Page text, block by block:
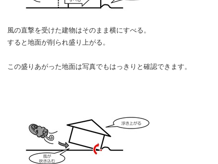
風の直撃を受けた建物はそのまま横にすべる。
すると地面が削られ盛り上がる。
この盛りあがった地面は写真でもはっきりと確認できます。